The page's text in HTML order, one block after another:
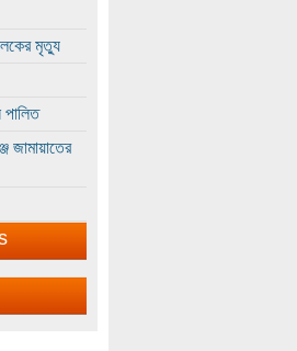
মৃত্যু
পালিত
জামায়াতের